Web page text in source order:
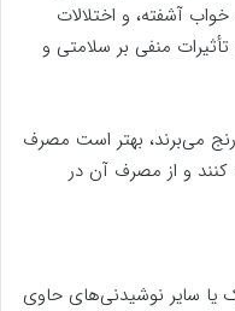
آشفته، و اختلالات
منفی بر سلامتی و
رنج می‌برند، بهتر است مصرف
و از مصرف آن در
یا سایر نوشیدنی‌های حاوی